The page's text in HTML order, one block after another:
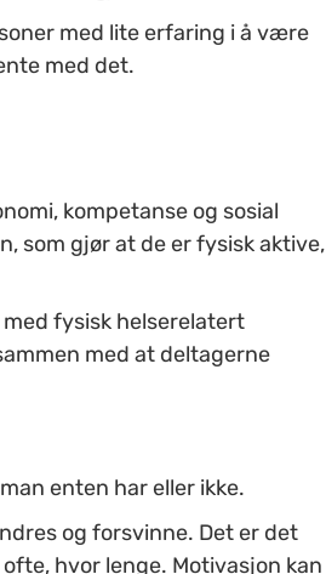
med lite erfaring i å være
med det.
kompetanse og sosial
som gjør at de er fysisk aktive,
fysisk helserelatert
med at deltagerne
enten har eller ikke.
og forsvinne. Det er det
hvor lenge. Motivasjon kan